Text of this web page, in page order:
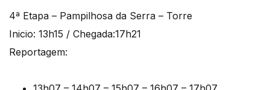
4ª Etapa – Pampilhosa da Serra – Torre
Inicio: 13h15 / Chegada:17h21
Reportagem: